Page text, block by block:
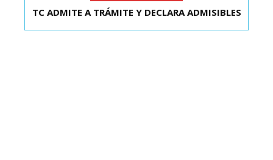
EXDIPUTADO LAVÍN SALIÓ DE CAPITÁN YÁBER
TC ADMITE A TRÁMITE Y DECLARA ADMISIBLES